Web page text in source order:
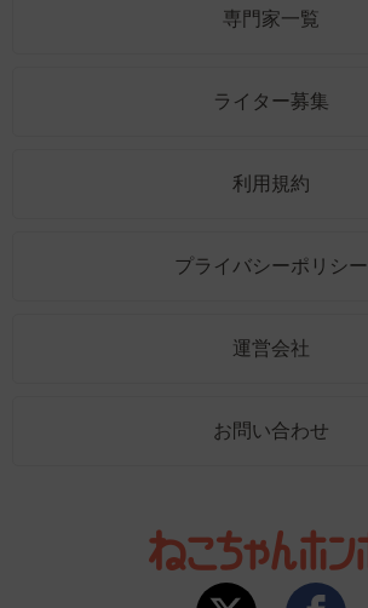
専門家一覧
ライター募集
利用規約
プライバシーポリシー
運営会社
お問い合わせ